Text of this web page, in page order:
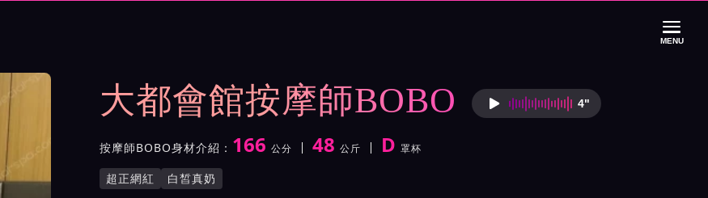
MENU
大都會館按摩師BOBO 按摩師BOBO語音
4"
按摩師BOBO身材介紹： 身高
166 公分
體重 48 公斤
罩杯 D 罩杯
按摩師BOBO服務風格與特色
超正網紅 白皙真奶
影片介紹及客戶評價截屏